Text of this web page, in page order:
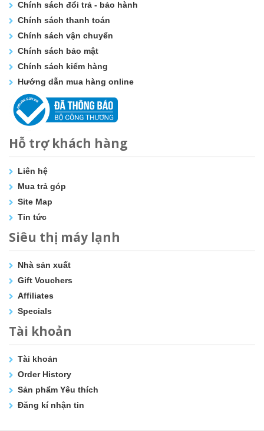
Chính sách đổi trả - bảo hành
Chính sách thanh toán
Chính sách vận chuyển
Chính sách bảo mật
Chính sách kiểm hàng
Hướng dẫn mua hàng online
Hỗ trợ khách hàng
Liên hệ
Mua trả góp
Site Map
Tin tức
Siêu thị máy lạnh
Nhà sản xuất
Gift Vouchers
Affiliates
Specials
Tài khoản
Tài khoản
Order History
Sản phẩm Yêu thích
Đăng kí nhận tin